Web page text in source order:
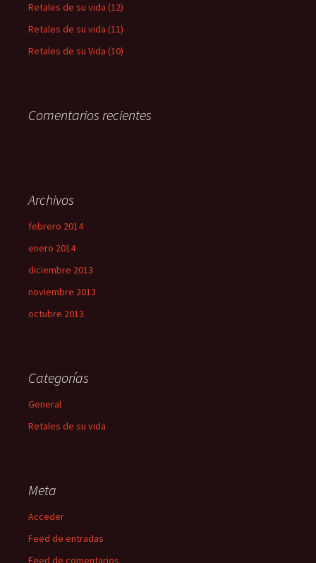
Retales de su vida (12)
Retales de su vida (11)
Retales de su Vida (10)
Comentarios recientes
Archivos
febrero 2014
enero 2014
diciembre 2013
noviembre 2013
octubre 2013
Categorías
General
Retales de su vida
Meta
Acceder
Feed de entradas
Feed de comentarios